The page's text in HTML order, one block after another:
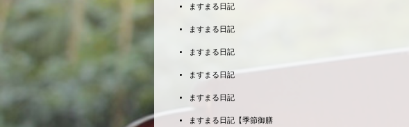
ますまる日記
ますまる日記
ますまる日記
ますまる日記
ますまる日記
ますまる日記【季節御膳